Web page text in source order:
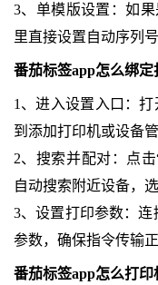
3、单模版设置：如
里直接设置自动序列号
番茄标签app怎么绑定
1、进入设置入口：
到添加打印机或设备管
2、搜索并配对：点
自动搜索附近设备，
3、设置打印参数：连
参数，确保指令传输
番茄标签app怎么打印